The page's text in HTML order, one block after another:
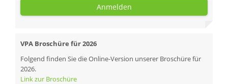
Anmelden
VPA Broschüre für 2026
Folgend finden Sie die Online-Version unserer Broschüre für
2026.
Link zur Broschüre